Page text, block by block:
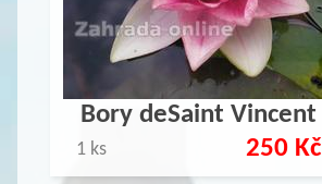
Bory deSaint Vincent
1 ks 250 Kč